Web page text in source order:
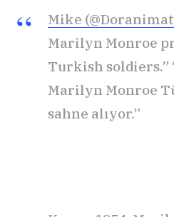
Mike
Marilyn Monroe
Turkish soldiers.”
Marilyn Monroe
sahne alıyor.”